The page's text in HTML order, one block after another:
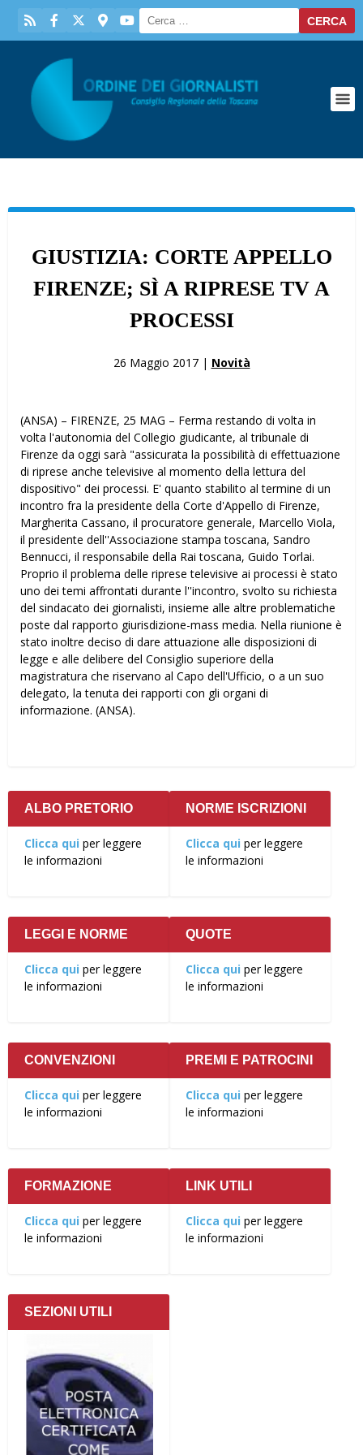
GIUSTIZIA: CORTE APPELLO
FIRENZE; SÌ A RIPRESE TV A
PROCESSI
26 Maggio 2017 | Novità
(ANSA) – FIRENZE, 25 MAG – Ferma restando di volta in
volta l'autonomia del Collegio giudicante, al tribunale di
Firenze da oggi sarà "assicurata la possibilità di effettuazione
di riprese anche televisive al momento della lettura del
dispositivo" dei processi. E' quanto stabilito al termine di un
incontro fra la presidente della Corte d'Appello di Firenze,
Margherita Cassano, il procuratore generale, Marcello Viola,
il presidente dell''Associazione stampa toscana, Sandro
Bennucci, il responsabile della Rai toscana, Guido Torlai.
Proprio il problema delle riprese televisive ai processi è stato
uno dei temi affrontati durante l''incontro, svolto su richiesta
del sindacato dei giornalisti, insieme alle altre problematiche
poste dal rapporto giurisdizione-mass media. Nella riunione è
stato inoltre deciso di dare attuazione alle disposizioni di
legge e alle delibere del Consiglio superiore della
magistratura che riservano al Capo dell'Ufficio, o a un suo
delegato, la tenuta dei rapporti con gli organi di
informazione. (ANSA).
ALBO PRETORIO
Clicca qui per leggere
le informazioni
NORME ISCRIZIONI
Clicca qui per leggere
le informazioni
LEGGI E NORME
Clicca qui per leggere
le informazioni
QUOTE
Clicca qui per leggere
le informazioni
CONVENZIONI
Clicca qui per leggere
le informazioni
PREMI E PATROCINI
Clicca qui per leggere
le informazioni
FORMAZIONE
Clicca qui per leggere
le informazioni
LINK UTILI
Clicca qui per leggere
le informazioni
SEZIONI UTILI